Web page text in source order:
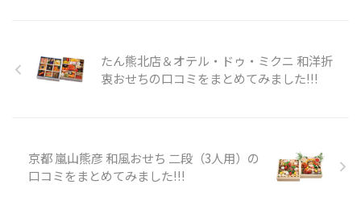
だくれの日。昨日一昨日お出
かけハードだったので今年は
金沢金茶寮さんのおせち。さ
サッカー神戸弘陵戦と地上波
ザッピングかしら？
たん熊北店＆オテル・ドゥ・ミクニ 和洋折
衷おせちの口コミをまとめてみました!!!
京都 嵐山熊彦 和風おせち 二段（3人用）の
口コミをまとめてみました!!!